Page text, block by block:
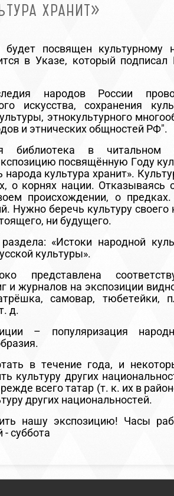
ХРАНИТ»
посвящен культурному
в Указе, который подписал
народов России
искусства, сохранения
этнокультурного
и этнических общностей РФ".
библиотека в читальном
посвящённую Году
культура хранит».
о корнях нации. Отказываясь
происхождении, о
Нужно беречь культуру своего
ни будущего.
«Истоки народной
культуры».
представлена
и журналов на экспозиции
самовар, тюбетейки,
д.
– популяризация
в течение года, и
культуру других
всего татар (т. к. их в
других национальностей.
нашу экспозицию! Часы
суббота